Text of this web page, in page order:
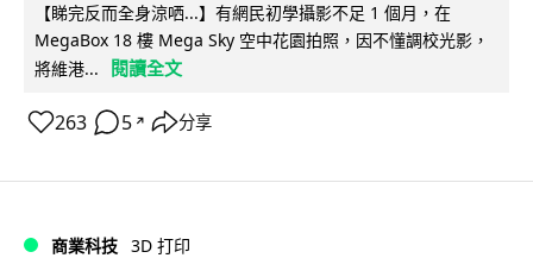
【睇完反而全身涼哂...】有網民初學攝影不足 1 個月，在
MegaBox 18 樓 Mega Sky 空中花園拍照，因不懂調校光影，
將維港...
閱讀全文
263 5 ↗ 分享
商業科技 3D 打印